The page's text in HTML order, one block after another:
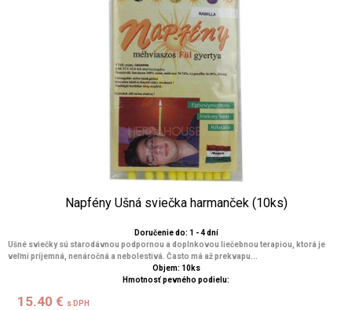
Napfény Ušná sviečka harmanček (10ks)
Doručenie do: 1 - 4 dní
Ušné sviečky sú starodávnou podpornou a doplnkovou liečebnou terapiou, ktorá je
veľmi príjemná, nenáročná a nebolestivá. Často má až prekvapu...
Objem: 10ks
Hmotnosť pevného podielu:
15.40 € s DPH